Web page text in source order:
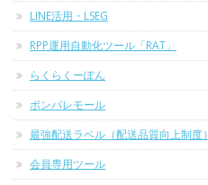
LINE活用・LSEG
RPP運用自動化ツール「RAT」
らくらくーぽん
ポンパレモール
最強配送ラベル（配送品質向上制度）
会員専用ツール